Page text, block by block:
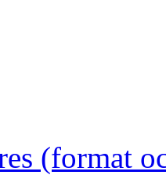
(format